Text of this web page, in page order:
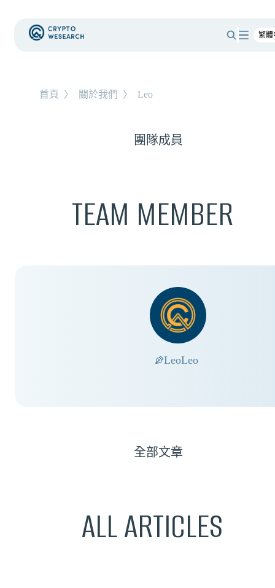
首頁 〉 關於我們 〉 Leo
TEAM MEMBER
團隊成員
LeoLeo
ALL ARTICLES
全部文章